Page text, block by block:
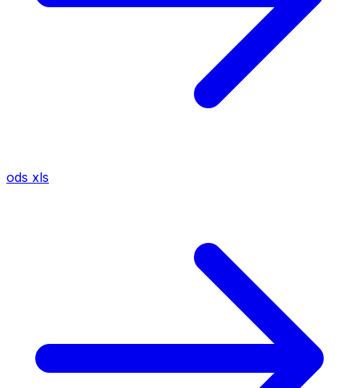
ods xls